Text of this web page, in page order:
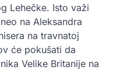
Lehečke. Isto važi
na Aleksandra
na travnatoj
će pokušati da
Velike Britanije na